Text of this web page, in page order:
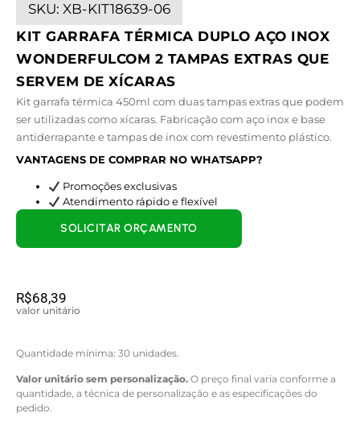
SKU: XB-KIT18639-06
KIT GARRAFA TÉRMICA DUPLO AÇO INOX
WONDERFULCOM 2 TAMPAS EXTRAS QUE
SERVEM DE XÍCARAS
Kit garrafa térmica 450ml com duas tampas extras que podem
ser utilizadas como xícaras. Fabricação com aço inox e base
antiderrapante e tampas de inox com revestimento plástico.
VANTAGENS DE COMPRAR NO WHATSAPP?
Promoções exclusivas
Atendimento rápido e flexível
R$68,39
valor unitário
Quantidade mínima: 30 unidades.
Valor unitário sem personalização. O preço final varia conforme a
quantidade, a técnica de personalização e as especificações do
pedido.
SOLICITAR ORÇAMENTO